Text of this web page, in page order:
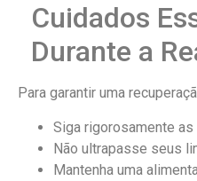
Cuidados
Durante a
Para garantir uma
Siga rigorosamente
Não ultrapasse seus
Mantenha uma